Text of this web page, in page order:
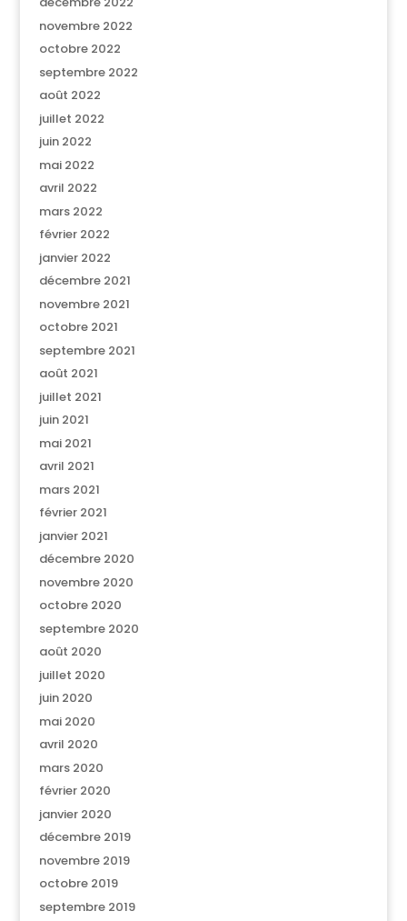
novembre 2022
octobre 2022
septembre 2022
août 2022
juillet 2022
juin 2022
mai 2022
avril 2022
mars 2022
février 2022
janvier 2022
décembre 2021
novembre 2021
octobre 2021
septembre 2021
août 2021
juillet 2021
juin 2021
mai 2021
avril 2021
mars 2021
février 2021
janvier 2021
décembre 2020
novembre 2020
octobre 2020
septembre 2020
août 2020
juillet 2020
juin 2020
mai 2020
avril 2020
mars 2020
février 2020
janvier 2020
décembre 2019
novembre 2019
octobre 2019
septembre 2019